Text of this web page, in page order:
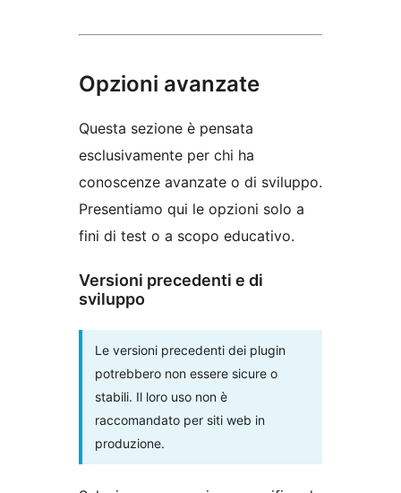
Opzioni avanzate
Questa sezione è pensata
esclusivamente per chi ha
conoscenze avanzate o di sviluppo.
Presentiamo qui le opzioni solo a
fini di test o a scopo educativo.
Versioni precedenti e di
sviluppo
Le versioni precedenti dei plugin
potrebbero non essere sicure o
stabili. Il loro uso non è
raccomandato per siti web in
produzione.